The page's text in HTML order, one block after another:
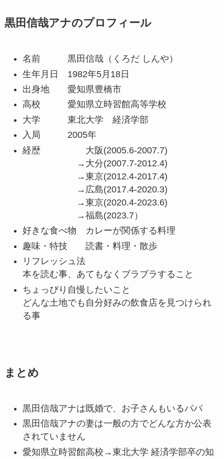
黒田信哉アナのプロフィール
名前 黒田信哉（くろだ しんや）
生年月日 1982年5月18日
出身地 愛知県豊橋市
高校 愛知県立時習館高等学校
大学 東北大学 経済学部
入局 2005年
経歴 大阪(2005.6-2007.7)
→大分(2007.7-2012.4)
→東京(2012.4-2017.4)
→広島(2017.4-2020.3)
→東京(2020.4-2023.6)
→福島(2023.7）
好きな食べ物 カレーが関係する料理
趣味・特技 読書・料理・散歩
リフレッシュ法
本を読む事、あてもなくブラブラすること
ちょっぴり自慢したいこと
どんな土地でも自分好みの飲食店を見つけられ
る事
まとめ
黒田信哉アナは既婚で、お子さんもいるパパ
黒田信哉アナの妻は一般の方でどんな方か公表
されていません
愛知県立時習館高校→東北大学 経済学部卒の知